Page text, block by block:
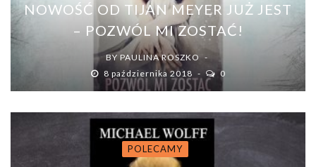
NOWOŚĆ OD TIJAN MEYER JUŻ JEST
– POZWÓL MI ZOSTAĆ!
BYPAULINA ROSZKO
8 października 2018
0
POLECAMY